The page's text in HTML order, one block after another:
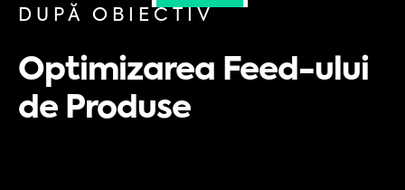
DUPĂ OBIECTIV
Optimizarea Feed-ului
de Produse